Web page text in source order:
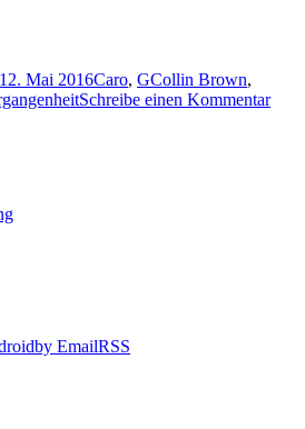
12. Mai 2016Caro, GCollin Brown,
Schreibe einen Kommentarzu
by EmailRSS